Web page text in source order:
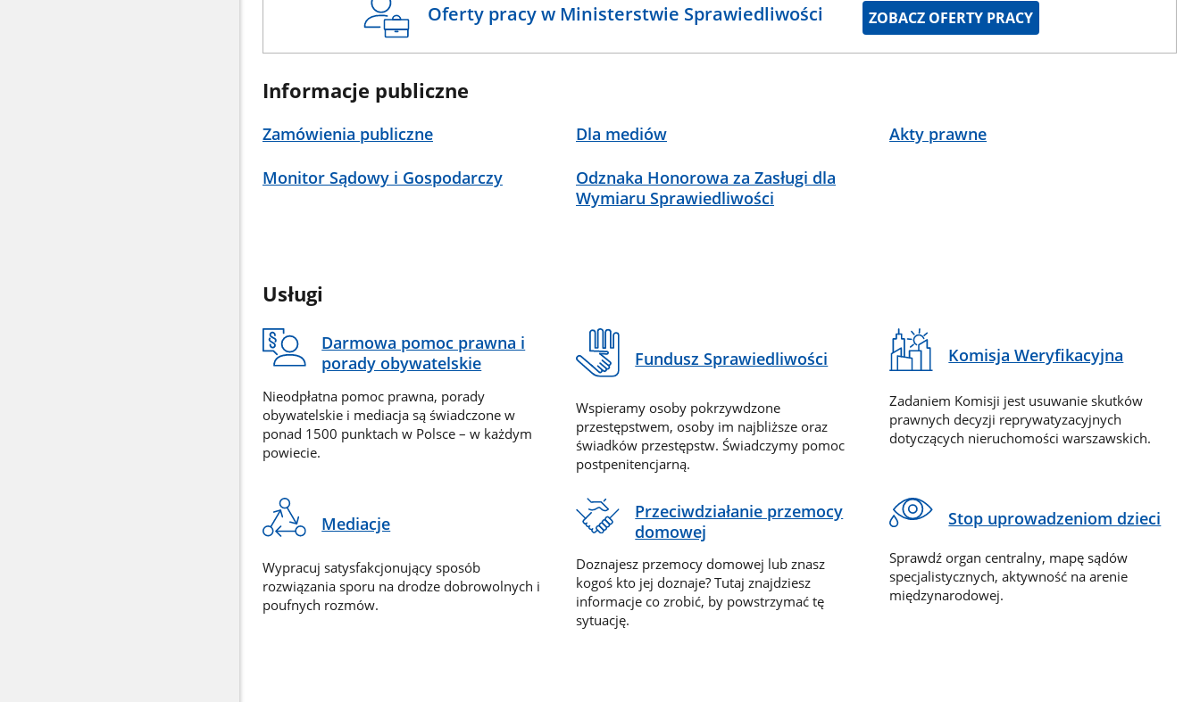
Oferty pracy w Ministerstwie Sprawiedliwości ZOBACZ OFERTY PRACY
Informacje publiczne
Zamówienia publiczne Dla mediów Akty prawne
Monitor Sądowy i Gospodarczy
Odznaka Honorowa za Zasługi dla
Wymiaru Sprawiedliwości
Usługi
Darmowa pomoc prawna i
porady obywatelskie
Nieodpłatna pomoc prawna, porady
obywatelskie i mediacja są świadczone w
ponad 1500 punktach w Polsce – w każdym
powiecie.
Fundusz Sprawiedliwości
Wspieramy osoby pokrzywdzone
przestępstwem, osoby im najbliższe oraz
świadków przestępstw. Świadczymy pomoc
postpenitencjarną.
Komisja Weryfikacyjna
Zadaniem Komisji jest usuwanie skutków
prawnych decyzji reprywatyzacyjnych
dotyczących nieruchomości warszawskich.
Mediacje
Wypracuj satysfakcjonujący sposób
rozwiązania sporu na drodze dobrowolnych i
poufnych rozmów.
Przeciwdziałanie przemocy
domowej
Doznajesz przemocy domowej lub znasz
kogoś kto jej doznaje? Tutaj znajdziesz
informacje co zrobić, by powstrzymać tę
sytuację.
Stop uprowadzeniom dzieci
Sprawdź organ centralny, mapę sądów
specjalistycznych, aktywność na arenie
międzynarodowej.